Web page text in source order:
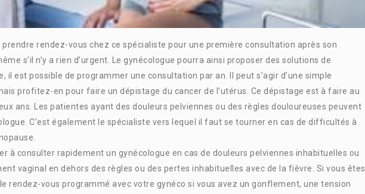
prendre rendez-vous chez ce spécialiste pour une première consultation après son
s’il n’y a rien d’urgent. Le gynécologue pourra ainsi proposer des solutions de
il est possible de programmer une consultation par an. Il peut s’agir d’une simple
profitez-en pour faire un dépistage du cancer de l’utérus. Ce dépistage est à faire au
ans. Les patientes ayant des douleurs pelviennes ou des règles douloureuses peuvent
C’est également le spécialiste vers lequel il faut se tourner en cas de difficultés à
à consulter rapidement un gynécologue en cas de douleurs pelviennes inhabituelles ou
vaginal en dehors des règles ou des pertes inhabituelles avec de la fièvre. Si vous êtes
rendez-vous programmé avec votre gynéco si vous avez un gonflement, une tension